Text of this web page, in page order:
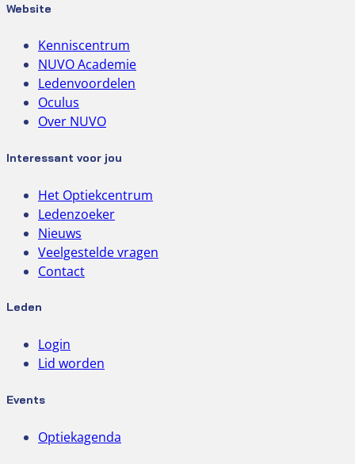
Website
Kenniscentrum
NUVO Academie
Ledenvoordelen
Oculus
Over NUVO
Interessant voor jou
Het Optiekcentrum
Ledenzoeker
Nieuws
Veelgestelde vragen
Contact
Leden
Login
Lid worden
Events
Optiekagenda